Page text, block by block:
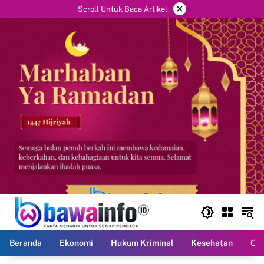
ke
Scroll Untuk Baca Artikel ×
Beranda Ekonomi Hukum Kriminal Kesehatan